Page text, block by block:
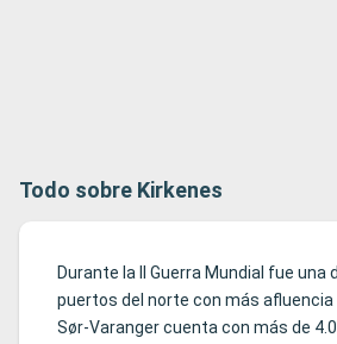
Todo sobre Kirkenes
Durante la II Guerra Mundial fue
puertos del norte con más afluencia
Sør-Varanger cuenta con más de